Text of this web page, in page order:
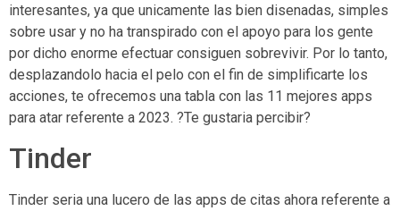
interesantes, ya que unicamente las bien disenadas, simples
sobre usar y no ha transpirado con el apoyo para los gente
por dicho enorme efectuar consiguen sobrevivir. Por lo tanto,
desplazandolo hacia el pelo con el fin de simplificarte los
acciones, te ofrecemos una tabla con las 11 mejores apps
para atar referente a 2023. ?Te gustaria percibir?
Tinder
Tinder seri­a una lucero de las apps de citas ahora referente a